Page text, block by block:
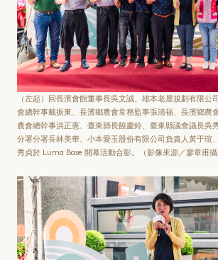
（左起）回長濱會館董事長吳文誠、雄本老屋規劃有限公
會總幹事戴振東、長濱鄉農會常務監事張清福、長濱鄉農
農會總幹事洪正憲、臺東縣長饒慶鈴、臺東縣議會議長吳
分署分署長林美華、小本愛玉股份有限公司負責人黃于瑄
秀貞於 Luma Base 開幕活動合影。（影像來源／廖章甫攝